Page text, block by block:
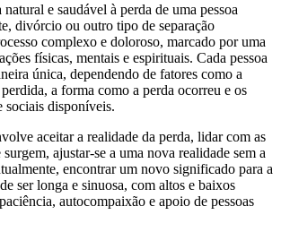
e saudável à perda de uma pessoa
divórcio ou outro tipo de separação
complexo e doloroso, marcado por uma
físicas, mentais e espirituais. Cada pessoa
única, dependendo de fatores como a
a forma como a perda ocorreu e os
sociais disponíveis.
aceitar a realidade da perda, lidar com as
ajustar-se a uma nova realidade sem a
encontrar um novo significado para a
ser longa e sinuosa, com altos e baixos
autocompaixão e apoio de pessoas